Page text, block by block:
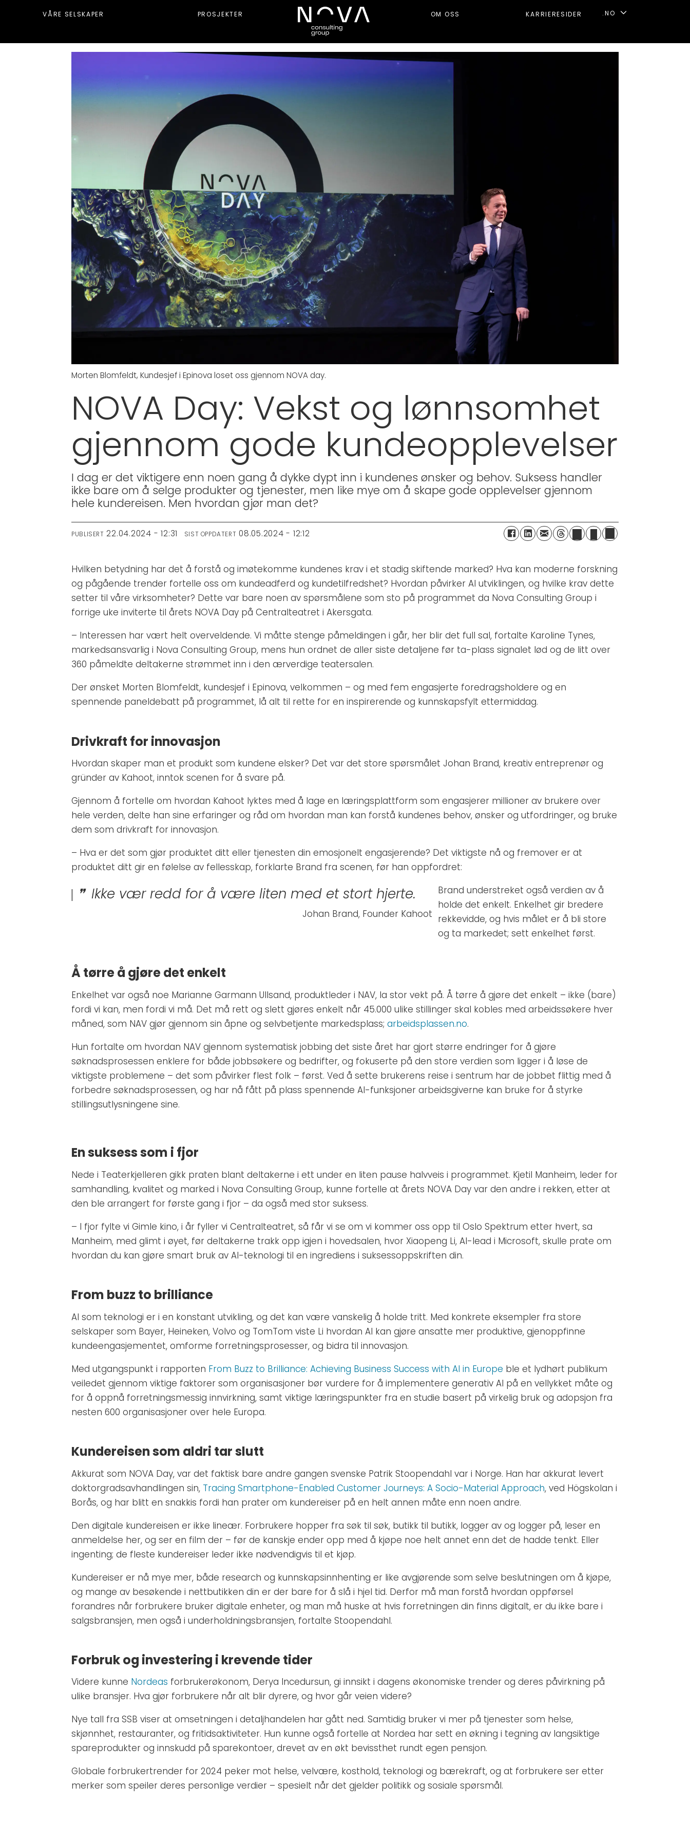
VÅRE SELSKAPER PROSJEKTER OM OSS KARRIERESIDER .NO
Morten Blomfeldt, Kundesjef i Epinova loset oss gjennom NOVA day.
NOVA Day: Vekst og lønnsomhet
gjennom gode kundeopplevelser
I dag er det viktigere enn noen gang å dykke dypt inn i kundenes ønsker og behov. Suksess handler
ikke bare om å selge produkter og tjenester, men like mye om å skape gode opplevelser gjennom
hele kundereisen. Men hvordan gjør man det?
PUBLISERT 22.04.2024 - 12:31 SIST OPPDATERT 08.05.2024 - 12:12
Hvilken betydning har det å forstå og imøtekomme kundenes krav i et stadig skiftende marked? Hva kan moderne forskning
og pågående trender fortelle oss om kundeadferd og kundetilfredshet? Hvordan påvirker AI utviklingen, og hvilke krav dette
setter til våre virksomheter? Dette var bare noen av spørsmålene som sto på programmet da Nova Consulting Group i
forrige uke inviterte til årets NOVA Day på Centralteatret i Akersgata.
– Interessen har vært helt overveldende. Vi måtte stenge påmeldingen i går, her blir det full sal, fortalte Karoline Tynes,
markedsansvarlig i Nova Consulting Group, mens hun ordnet de aller siste detaljene før ta-plass signalet lød og de litt over
360 påmeldte deltakerne strømmet inn i den ærverdige teatersalen.
Der ønsket Morten Blomfeldt, kundesjef i Epinova, velkommen – og med fem engasjerte foredragsholdere og en
spennende paneldebatt på programmet, lå alt til rette for en inspirerende og kunnskapsfylt ettermiddag.
Drivkraft for innovasjon
Hvordan skaper man et produkt som kundene elsker? Det var det store spørsmålet Johan Brand, kreativ entreprenør og
gründer av Kahoot, inntok scenen for å svare på.
Gjennom å fortelle om hvordan Kahoot lyktes med å lage en læringsplattform som engasjerer millioner av brukere over
hele verden, delte han sine erfaringer og råd om hvordan man kan forstå kundenes behov, ønsker og utfordringer, og bruke
dem som drivkraft for innovasjon.
– Hva er det som gjør produktet ditt eller tjenesten din emosjonelt engasjerende? Det viktigste nå og fremover er at
produktet ditt gir en følelse av fellesskap, forklarte Brand fra scenen, før han oppfordret:
Ikke vær redd for å være liten med et stort hjerte.
Johan Brand, Founder Kahoot
Brand understreket også verdien av å
holde det enkelt. Enkelhet gir bredere
rekkevidde, og hvis målet er å bli store
og ta markedet; sett enkelhet først.
Å tørre å gjøre det enkelt
Enkelhet var også noe Marianne Garmann Ullsand, produktleder i NAV, la stor vekt på. Å tørre å gjøre det enkelt – ikke (bare)
fordi vi kan, men fordi vi må. Det må rett og slett gjøres enkelt når 45.000 ulike stillinger skal kobles med arbeidssøkere hver
måned, som NAV gjør gjennom sin åpne og selvbetjente markedsplass;arbeidsplassen.no.
Hun fortalte om hvordan NAV gjennom systematisk jobbing det siste året har gjort større endringer for å gjøre
søknadsprosessen enklere for både jobbsøkere og bedrifter, og fokuserte på den store verdien som ligger i å løse de
viktigste problemene – det som påvirker flest folk – først. Ved å sette brukerens reise i sentrum har de jobbet flittig med å
forbedre søknadsprosessen, og har nå fått på plass spennende AI-funksjoner arbeidsgiverne kan bruke for å styrke
stillingsutlysningene sine.
En suksess som i fjor
Nede i Teaterkjelleren gikk praten blant deltakerne i ett under en liten pause halvveis i programmet. Kjetil Manheim, leder for
samhandling, kvalitet og marked i Nova Consulting Group, kunne fortelle at årets NOVA Day var den andre i rekken, etter at
den ble arrangert for første gang i fjor – da også med stor suksess.
– I fjor fylte vi Gimle kino, i år fyller vi Centralteatret, så får vi se om vi kommer oss opp til Oslo Spektrum etter hvert, sa
Manheim, med glimt i øyet, før deltakerne trakk opp igjen i hovedsalen, hvor Xiaopeng Li, AI-lead i Microsoft, skulle prate om
hvordan du kan gjøre smart bruk av AI-teknologi til en ingrediens i suksessoppskriften din.
From buzz to brilliance
AI som teknologi er i en konstant utvikling, og det kan være vanskelig å holde tritt. Med konkrete eksempler fra store
selskaper som Bayer, Heineken, Volvo og TomTom viste Li hvordan AI kan gjøre ansatte mer produktive, gjenoppfinne
kundeengasjementet, omforme forretningsprosesser, og bidra til innovasjon.
Med utgangspunkt i rapporten From Buzz to Brilliance: Achieving Business Success with AI in Europe ble et lydhørt publikum
veiledet gjennom viktige faktorer som organisasjoner bør vurdere for å implementere generativ AI på en vellykket måte og
for å oppnå forretningsmessig innvirkning, samt viktige læringspunkter fra en studie basert på virkelig bruk og adopsjon fra
nesten 600 organisasjoner over hele Europa.
Kundereisen som aldri tar slutt
Akkurat som NOVA Day, var det faktisk bare andre gangen svenske Patrik Stoopendahl var i Norge. Han har akkurat levert
doktorgradsavhandlingen sin, Tracing Smartphone-Enabled Customer Journeys: A Socio-Material Approach, ved Högskolan i
Borås, og har blitt en snakkis fordi han prater om kundereiser på en helt annen måte enn noen andre.
Den digitale kundereisen er ikke lineær. Forbrukere hopper fra søk til søk, butikk til butikk, logger av og logger på, leser en
anmeldelse her, og ser en film der – før de kanskje ender opp med å kjøpe noe helt annet enn det de hadde tenkt. Eller
ingenting; de fleste kundereiser leder ikke nødvendigvis til et kjøp.
Kundereiser er nå mye mer, både research og kunnskapsinnhenting er like avgjørende som selve beslutningen om å kjøpe,
og mange av besøkende i nettbutikken din er der bare for å slå i hjel tid. Derfor må man forstå hvordan oppførsel
forandres når forbrukere bruker digitale enheter, og man må huske at hvis forretningen din finns digitalt, er du ikke bare i
salgsbransjen, men også i underholdningsbransjen, fortalte Stoopendahl.
Forbruk og investering i krevende tider
Videre kunne Nordeas forbrukerøkonom, Derya Incedursun, gi innsikt i dagens økonomiske trender og deres påvirkning på
ulike bransjer. Hva gjør forbrukere når alt blir dyrere, og hvor går veien videre?
Nye tall fra SSB viser at omsetningen i detaljhandelen har gått ned. Samtidig bruker vi mer på tjenester som helse,
skjønnhet, restauranter, og fritidsaktiviteter. Hun kunne også fortelle at Nordea har sett en økning i tegning av langsiktige
spareprodukter og innskudd på sparekontoer, drevet av en økt bevissthet rundt egen pensjon.
Globale forbrukertrender for 2024 peker mot helse, velvære, kosthold, teknologi og bærekraft, og at forbrukere ser etter
merker som speiler deres personlige verdier – spesielt når det gjelder politikk og sosiale spørsmål.